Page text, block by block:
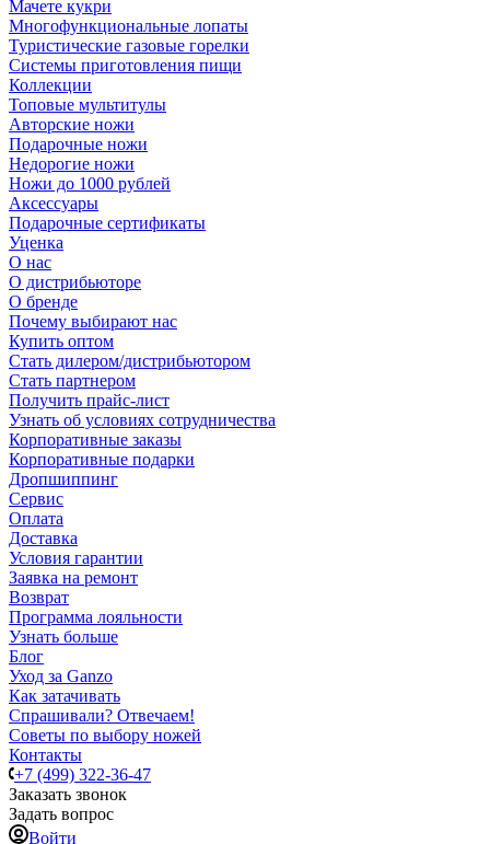
Мачете кукри
Многофункциональные лопаты
Туристические газовые горелки
Системы приготовления пищи
Коллекции
Топовые мультитулы
Авторские ножи
Подарочные ножи
Недорогие ножи
Ножи до 1000 рублей
Аксессуары
Подарочные сертификаты
Уценка
О нас
О дистрибьюторе
О бренде
Почему выбирают нас
Купить оптом
Стать дилером/дистрибьютором
Стать партнером
Получить прайс-лист
Узнать об условиях сотрудничества
Корпоративные заказы
Корпоративные подарки
Дропшиппинг
Сервис
Оплата
Доставка
Условия гарантии
Заявка на ремонт
Возврат
Программа лояльности
Узнать больше
Блог
Уход за Ganzo
Как затачивать
Спрашивали? Отвечаем!
Советы по выбору ножей
Контакты
+7 (499) 322-36-47
Заказать звонок
Задать вопрос
Войти